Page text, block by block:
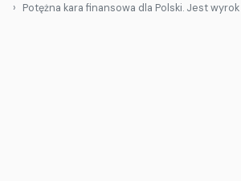
Potężna kara finansowa dla Polski. Jest wyrok